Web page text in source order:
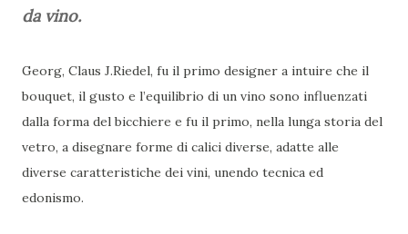
da vino.
Georg, Claus J.Riedel, fu il primo designer a intuire che il
bouquet, il gusto e l’equilibrio di un vino sono influenzati
dalla forma del bicchiere e fu il primo, nella lunga storia del
vetro, a disegnare forme di calici diverse, adatte alle
diverse caratteristiche dei vini, unendo tecnica ed
edonismo.